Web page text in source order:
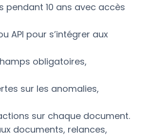
10 ans avec accès
API pour s’intégrer aux
obligatoires,
sur les anomalies,
sur chaque document.
documents, relances,